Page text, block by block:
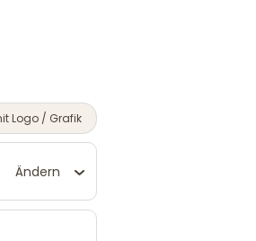
Logo / Grafik
Ändern